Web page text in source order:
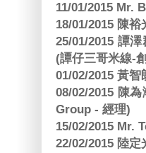
11/01/2015 Mr.
18/01/2015 陳
25/01/2015 譚
(譚仔三哥米線-
01/02/2015 黃
08/02/2015 陳
Group - 經理)
15/02/2015 Mr.
22/02/2015 陸